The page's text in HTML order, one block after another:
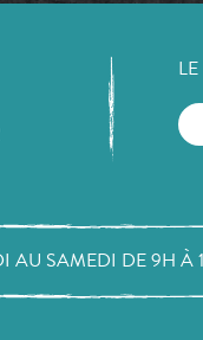
AU SAMEDI DE 9H À